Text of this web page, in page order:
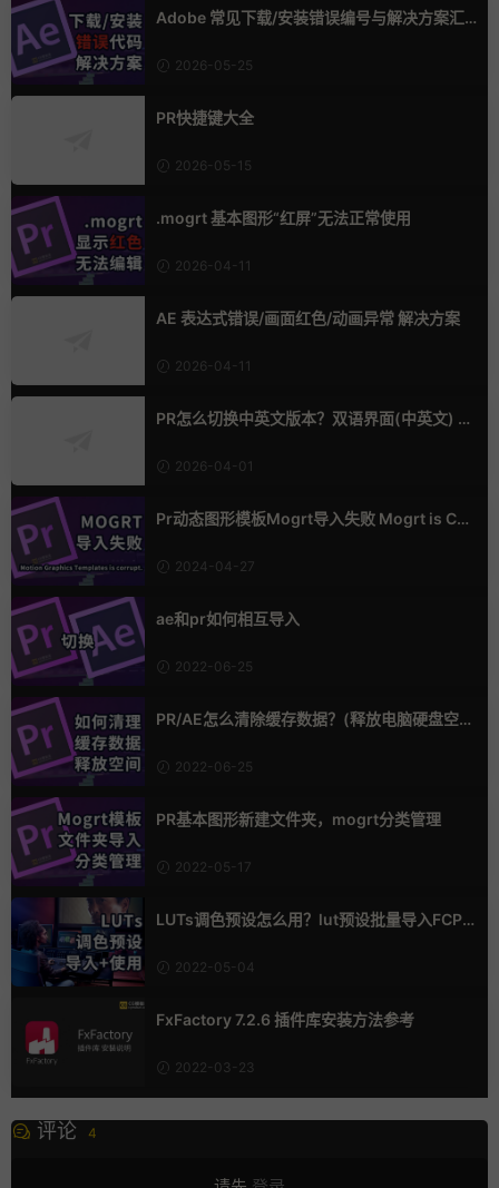
Adobe 常见下载/安装错误编号与解决方案汇
2026-05-25
PR快捷键大全
2026-05-15
.mogrt 基本图形“红屏”无法正常使用
2026-04-11
AE 表达式错误/画面红色/动画异常 解决方案
2026-04-11
PR怎么切换中英文版本？双语界面(中英文) W
2026-04-01
Pr动态图形模板Mogrt导入失败 Mogrt is Cor
s corrupt
2024-04-27
ae和pr如何相互导入
2022-06-25
PR/AE怎么清除缓存数据？(释放电脑硬盘空
2022-06-25
PR基本图形新建文件夹，mogrt分类管理
2022-05-17
LUTs调色预设怎么用？lut预设批量导入FCP
2022-05-04
FxFactory 7.2.6 插件库安装方法参考
2022-03-23
评论 4